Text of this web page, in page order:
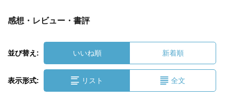
感想・レビュー・書評
並び替え: いいね順 新着順
表示形式: リスト 全文